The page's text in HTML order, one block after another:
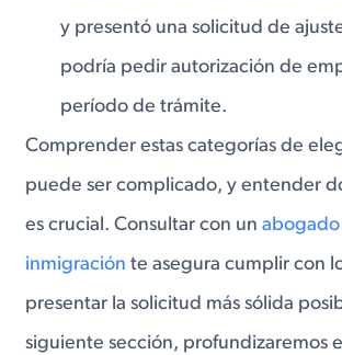
y presentó una solicitud de
podría pedir autorización de
período de trámite.
Comprender estas categorías de
puede ser complicado, y entender
es crucial. Consultar con un
inmigración te asegura cumplir con
presentar la solicitud más sólida
siguiente sección, profundizaremos